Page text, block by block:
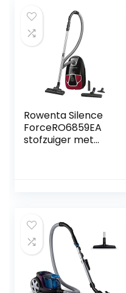
wit
Rowenta Silence
ForceRO6859EA
stofzuiger met